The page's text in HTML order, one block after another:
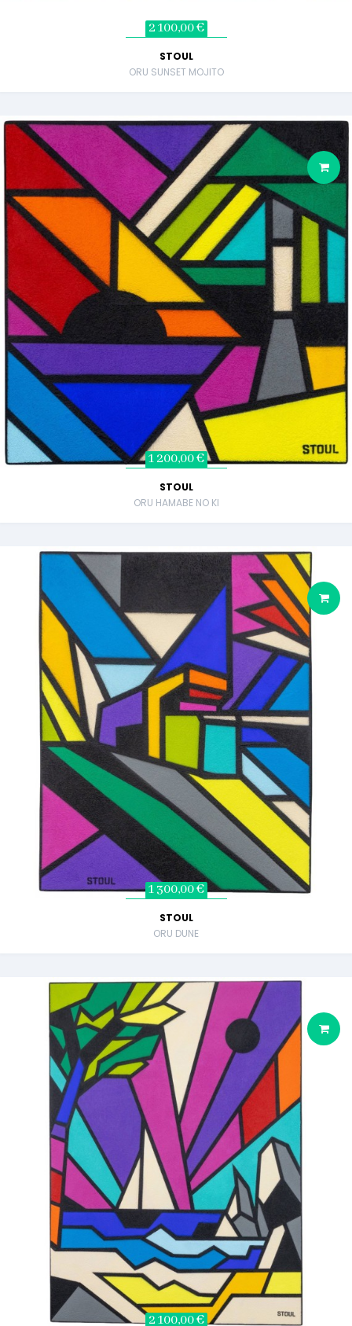
2 100,00 €
STOUL
ORU SUNSET MOJITO
1 200,00 €
STOUL
ORU HAMABE NO KI
1 300,00 €
STOUL
ORU DUNE
2 100,00 €